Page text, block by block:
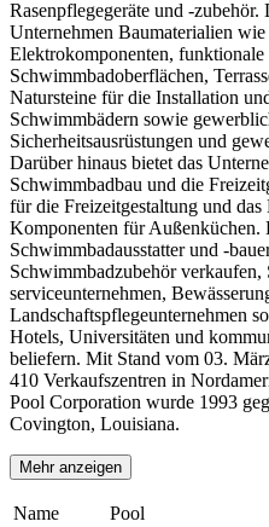
Rasenpflegegeräte und -zubehör.
Unternehmen Baumaterialien
Elektrokomponenten,
Schwimmbadoberflächen,
Natursteine für die Installation
Schwimmbädern sowie
Sicherheitsausrüstungen und
Darüber hinaus bietet das
Schwimmbadbau und die
für die Freizeitgestaltung und
Komponenten für Außenküchen.
Schwimmbadausstatter und -
Schwimmbadzubehör
serviceunternehmen,
Landschaftspflegeunternehmen
Hotels, Universitäten und
beliefern. Mit Stand vom 03.
410 Verkaufszentren in
Pool Corporation wurde 1993
Covington, Louisiana.
Mehr anzeigen
Name
Pool